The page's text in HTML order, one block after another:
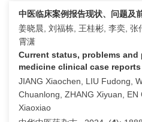
中医临床案例报告现状、问题及
姜晓晨, 刘福栋, 王桂彬, 李奕,
霄潇
Current status, problems
medicine clinical case reports
JIANG Xiaochen, LIU Fudong,
Chuanlong, ZHANG Xiyuan, EN
Xiaoxiao